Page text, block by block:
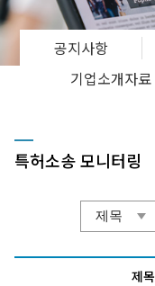
공지사항
기업소개자료
특허소송 모니터링
제목